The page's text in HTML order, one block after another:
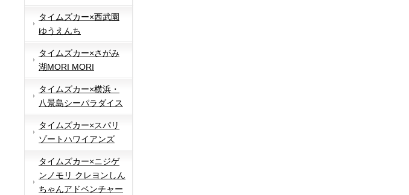
タイムズカー×西武園
ゆうえんち
タイムズカー×さがみ
湖MORI MORI
タイムズカー×横浜・
八景島シーパラダイス
タイムズカー×スパリ
ゾートハワイアンズ
タイムズカー×ニジゲ
ンノモリ クレヨンしん
ちゃんアドベンチャー